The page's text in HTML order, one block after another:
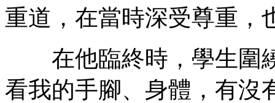
重道，在當時深受尊重，
在他臨終時，學生圍
看我的手腳、身體，有沒